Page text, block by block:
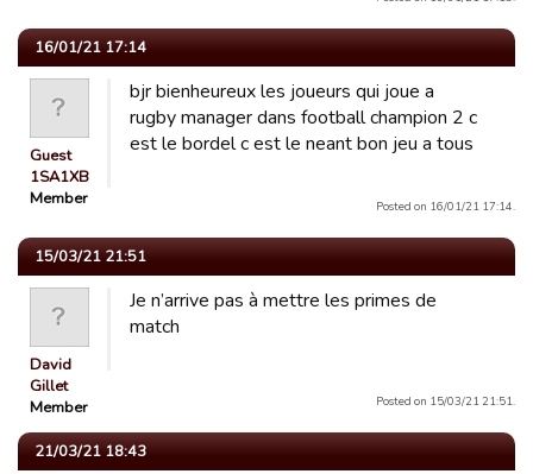
16/01/21 17:14
Guest
1SA1XB
Member
bjr bienheureux les joueurs qui joue a
rugby manager dans football champion 2 c
est le bordel c est le neant bon jeu a tous
Posted on 16/01/21 17:14.
15/03/21 21:51
David
Gillet
Member
Je n’arrive pas à mettre les primes de
match
Posted on 15/03/21 21:51.
21/03/21 18:43